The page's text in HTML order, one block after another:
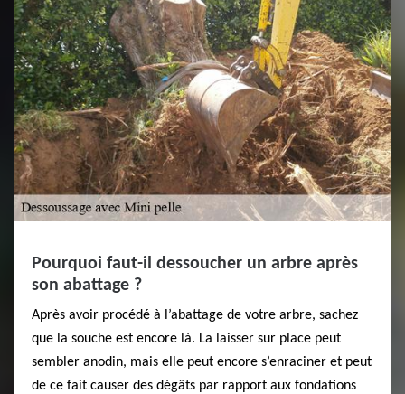
Pourquoi faut-il dessoucher un arbre après
son abattage ?
Après avoir procédé à l’abattage de votre arbre, sachez
que la souche est encore là. La laisser sur place peut
sembler anodin, mais elle peut encore s’enraciner et peut
de ce fait causer des dégâts par rapport aux fondations